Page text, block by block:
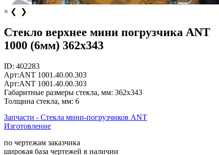
× ❮ ❯
Стекло верхнее мини погрузчика ANT
1000 (6мм) 362х343
ID: 402283
Арт:ANT 1001.40.00.303
Арт:ANT 1001.40.00.303
Габаритные размеры стекла, мм: 362х343
Толщина стекла, мм: 6
Запчасти - Стекла мини-погрузчиков ANT
Изготовление
по чертежам заказчика
широкая база чертежей в наличии